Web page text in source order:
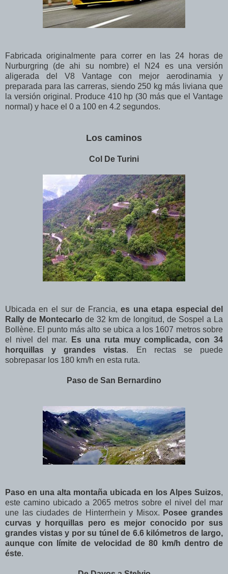
Fabricada originalmente para correr en las 24 horas de
Nurburgring (de ahi su nombre) el N24 es una versión
aligerada del V8 Vantage con mejor aerodinamia y
preparada para las carreras, siendo 250 kg más liviana que
la versión original. Produce 410 hp (30 más que el Vantage
normal) y hace el 0 a 100 en 4.2 segundos.
Los caminos
Col De Turini
Ubicada en el sur de Francia,es una etapa especial del
Rally de Montecarlo de 32 km de longitud, de Sospel a La
Bollène. El punto más alto se ubica a los 1607 metros sobre
el nivel del mar.
Es una ruta muy complicada, con 34
horquillas y grandes vistas. En rectas se puede
sobrepasar los 180 km/h en esta ruta.
Paso de San Bernardino
Paso en una alta montaña ubicada en los Alpes Suizos,
este camino ubicado a 2065 metros sobre el nivel del mar
une las ciudades de Hinterrhein y Misox. Posee grandes
curvas y horquillas pero es mejor conocido por sus
grandes vistas y por su túnel de 6.6 kilómetros de largo,
aunque con límite de velocidad de 80 km/h dentro de
éste.